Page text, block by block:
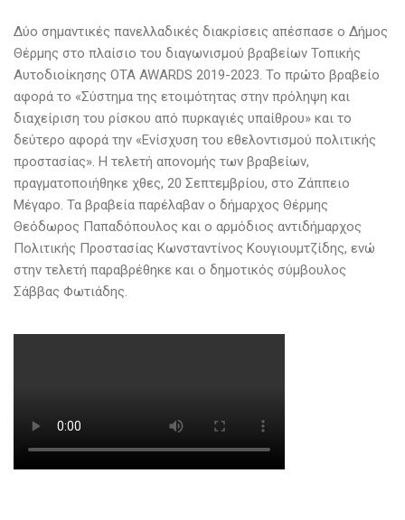
Δύο σημαντικές πανελλαδικές διακρίσεις απέσπασε ο Δήμος
Θέρμης στο πλαίσιο του διαγωνισμού βραβείων Τοπικής
Αυτοδιοίκησης ΟΤΑ AWARDS 2019-2023. Το πρώτο βραβείο
αφορά το «Σύστημα της ετοιμότητας στην πρόληψη και
διαχείριση του ρίσκου από πυρκαγιές υπαίθρου» και το
δεύτερο αφορά την «Ενίσχυση του εθελοντισμού πολιτικής
προστασίας». Η τελετή απονομής των βραβείων,
πραγματοποιήθηκε χθες, 20 Σεπτεμβρίου, στο Ζάππειο
Μέγαρο. Τα βραβεία παρέλαβαν ο δήμαρχος Θέρμης
Θεόδωρος Παπαδόπουλος και ο αρμόδιος αντιδήμαρχος
Πολιτικής Προστασίας Κωνσταντίνος Κουγιουμτζίδης, ενώ
στην τελετή παραβρέθηκε και ο δημοτικός σύμβουλος
Σάββας Φωτιάδης.